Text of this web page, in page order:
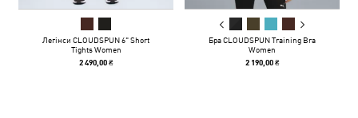
Легінси CLOUDSPUN 6" Short
Tights Women
2 490,00 ₴
Бра CLOUDSPUN Training Bra
Women
2 190,00 ₴